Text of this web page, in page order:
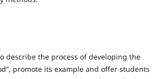
describe the process of developing the
promote its example and offer students